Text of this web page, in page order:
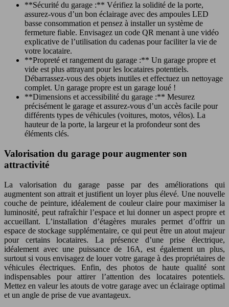
**Sécurité du garage :** Vérifiez la solidité de la porte,
assurez-vous d’un bon éclairage avec des ampoules LED
basse consommation et pensez à installer un système de
fermeture fiable. Envisagez un code QR menant à une vidéo
explicative de l’utilisation du cadenas pour faciliter la vie de
votre locataire.
**Propreté et rangement du garage :** Un garage propre et
vide est plus attrayant pour les locataires potentiels.
Débarrassez-vous des objets inutiles et effectuez un nettoyage
complet. Un garage propre est un garage loué !
**Dimensions et accessibilité du garage :** Mesurez
précisément le garage et assurez-vous d’un accès facile pour
différents types de véhicules (voitures, motos, vélos). La
hauteur de la porte, la largeur et la profondeur sont des
éléments clés.
Valorisation du garage pour augmenter son
attractivité
La valorisation du garage passe par des améliorations qui
augmentent son attrait et justifient un loyer plus élevé. Une nouvelle
couche de peinture, idéalement de couleur claire pour maximiser la
luminosité, peut rafraîchir l’espace et lui donner un aspect propre et
accueillant. L’installation d’étagères murales permet d’offrir un
espace de stockage supplémentaire, ce qui peut être un atout majeur
pour certains locataires. La présence d’une prise électrique,
idéalement avec une puissance de 16A, est également un plus,
surtout si vous envisagez de louer votre garage à des propriétaires de
véhicules électriques. Enfin, des photos de haute qualité sont
indispensables pour attirer l’attention des locataires potentiels.
Mettez en valeur les atouts de votre garage avec un éclairage optimal
et un angle de prise de vue avantageux.